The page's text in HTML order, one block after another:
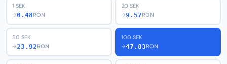
1 SEK
→0.48RON
20 SEK
→9.57RON
50 SEK
→23.92RON
100 SEK
→47.83RON